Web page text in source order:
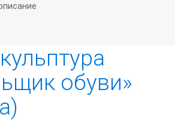
обуви»